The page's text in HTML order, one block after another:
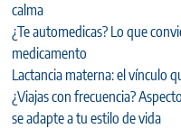
calma
¿Te automedicas? Lo que
medicamento
Lactancia materna: el vínculo
¿Viajas con frecuencia?
se adapte a tu estilo de vida